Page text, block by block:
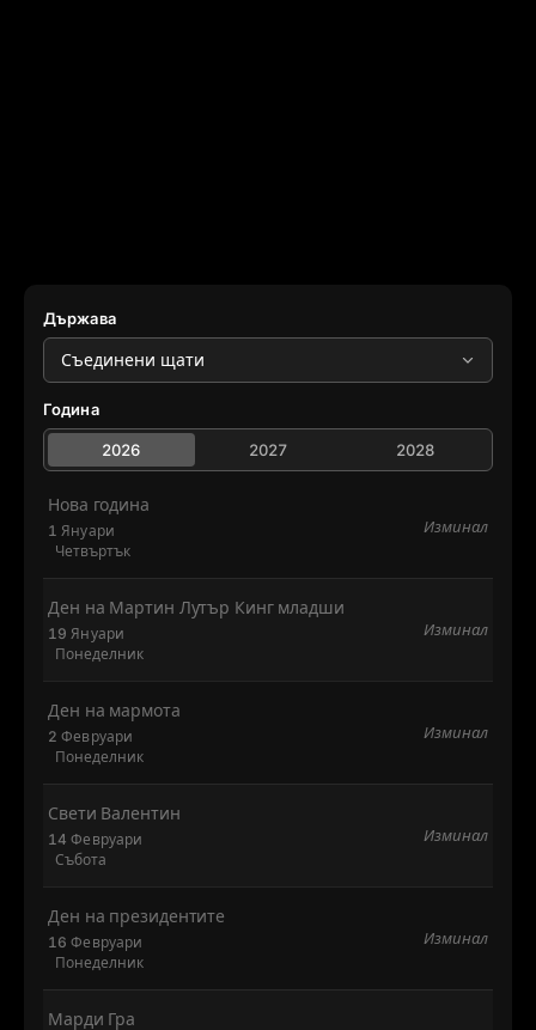
Държава
Година
2026 2027 2028
1 Януари
Четвъртък
Нова година
Изминал
19 Януари
Понеделник
Ден на Мартин Лутър Кинг младши
Изминал
2 Февруари
Понеделник
Ден на мармота
Изминал
14 Февруари
Събота
Свети Валентин
Изминал
16 Февруари
Понеделник
Ден на президентите
Изминал
Марди Гра